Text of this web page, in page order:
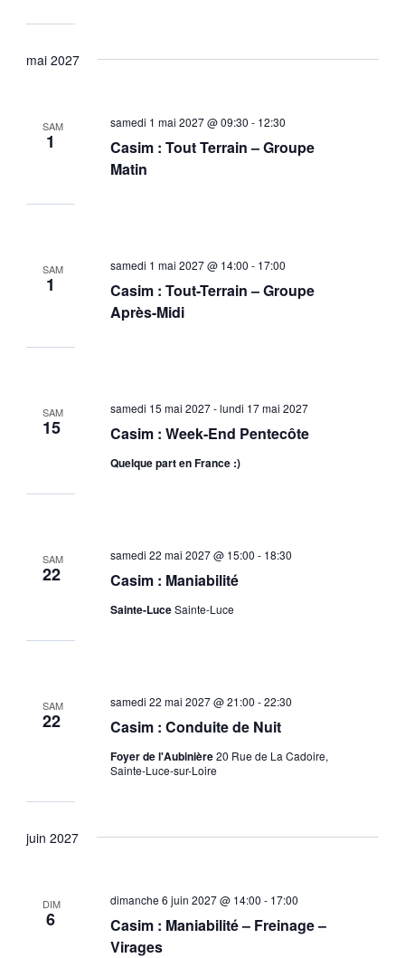
mai 2027
SAM
1
Casim : Tout Terrain – Groupe
Matin
samedi 1 mai 2027 @ 09:30 - 12:30
SAM
1
Casim : Tout-Terrain – Groupe
Après-Midi
samedi 1 mai 2027 @ 14:00 - 17:00
SAM
15 Casim : Week-End Pentecôte
samedi 15 mai 2027-lundi 17 mai 2027
Quelque part en France :)
SAM
22 Casim : Maniabilité
samedi 22 mai 2027 @ 15:00 - 18:30
Sainte-LuceSainte-Luce
SAM
22 Casim : Conduite de Nuit
samedi 22 mai 2027 @ 21:00 -22:30
Foyer de l'Aubinière20 Rue de La Cadoire,
Sainte-Luce-sur-Loire
juin 2027
DIM
6
Casim : Maniabilité – Freinage –
Virages
dimanche 6 juin 2027 @ 14:00 - 17:00